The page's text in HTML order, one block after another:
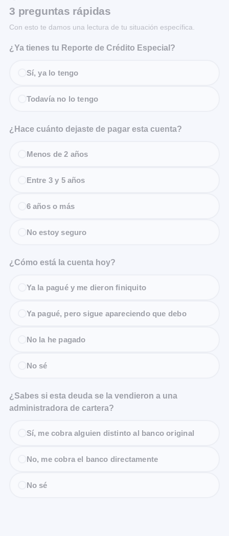
3 preguntas rápidas
Con esto te damos una lectura de tu situación específica.
¿Ya tienes tu Reporte de Crédito Especial?
Sí, ya lo tengo
Todavía no lo tengo
¿Hace cuánto dejaste de pagar esta cuenta?
Menos de 2 años
Entre 3 y 5 años
6 años o más
No estoy seguro
¿Cómo está la cuenta hoy?
Ya la pagué y me dieron finiquito
Ya pagué, pero sigue apareciendo que debo
No la he pagado
No sé
¿Sabes si esta deuda se la vendieron a una
administradora de cartera?
Sí, me cobra alguien distinto al banco original
No, me cobra el banco directamente
No sé